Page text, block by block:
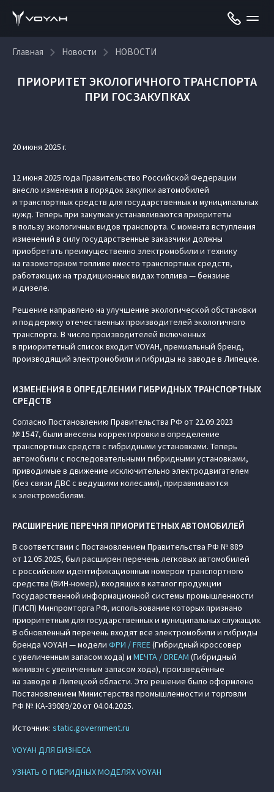
Главная Новости НОВОСТИ
ПРИОРИТЕТ ЭКОЛОГИЧНОГО ТРАНСПОРТА
ПРИ ГОСЗАКУПКАХ
20 июня 2025 г.
12 июня 2025 года Правительство Российской Федерации
внесло изменения в порядок закупки автомобилей
и транспортных средств для государственных и муниципальных
нужд. Теперь при закупках устанавливаются приоритеты
в пользу экологичных видов транспорта. С момента вступления
изменений в силу государственные заказчики должны
приобретать преимущественно электромобили и технику
на газомоторном топливе вместо транспортных средств,
работающих на традиционных видах топлива — бензине
и дизеле.
Решение направлено на улучшение экологической обстановки
и поддержку отечественных производителей экологичного
транспорта. В число производителей включенных
в приоритетный список входит VOYAH, премиальный бренд,
производящий электромобили и гибриды на заводе в Липецке.
ИЗМЕНЕНИЯ В ОПРЕДЕЛЕНИИ ГИБРИДНЫХ ТРАНСПОРТНЫХ
СРЕДСТВ
Согласно Постановлению Правительства РФ от 22.09.2023
№ 1547, были внесены корректировки в определение
транспортных средств с гибридными установками. Теперь
автомобили с последовательными гибридными установками,
приводимые в движение исключительно электродвигателем
(без связи ДВС с ведущими колесами), приравниваются
к электромобилям.
РАСШИРЕНИЕ ПЕРЕЧНЯ ПРИОРИТЕТНЫХ АВТОМОБИЛЕЙ
В соответствии с Постановлением Правительства РФ № 889
от 12.05.2025, был расширен перечень легковых автомобилей
с российским идентификационным номером транспортного
средства (ВИН-номер), входящих в каталог продукции
Государственной информационной системы промышленности
(ГИСП) Минпромторга РФ, использование которых признано
приоритетным для государственных и муниципальных служащих.
В обновлённый перечень входят все электромобили и гибриды
бренда VOYAH — модели ФРИ / FREE(Гибридный кроссовер
с увеличенным запасом хода) и МЕЧТА / DREAM (Гибридный
минивэн с увеличенным запасом хода), произведённые
на заводе в Липецкой области. Это решение было оформлено
Постановлением Министерства промышленности и торговли
РФ № КА-39089/20 от 04.04.2025.
Источник: static.government.ru
VOYAH ДЛЯ БИЗНЕСА
УЗНАТЬ О ГИБРИДНЫХ МОДЕЛЯХ VOYAH